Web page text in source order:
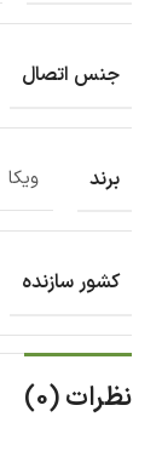
جنس اتصال
برند ویکا
کشور سازنده
نظرات (0)